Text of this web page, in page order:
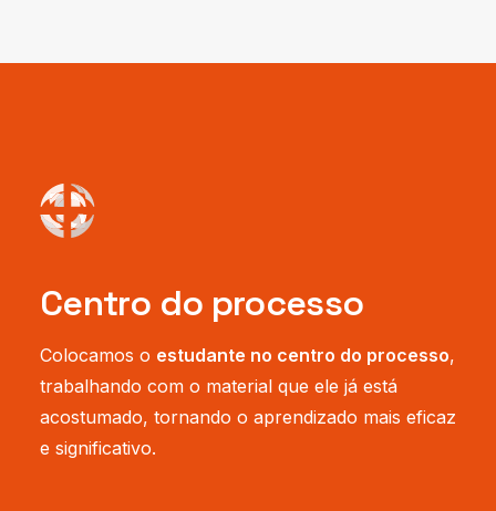
Centro do processo
Colocamos o estudante no centro do processo,
trabalhando com o material que ele já está
acostumado, tornando o aprendizado mais eficaz
e significativo.